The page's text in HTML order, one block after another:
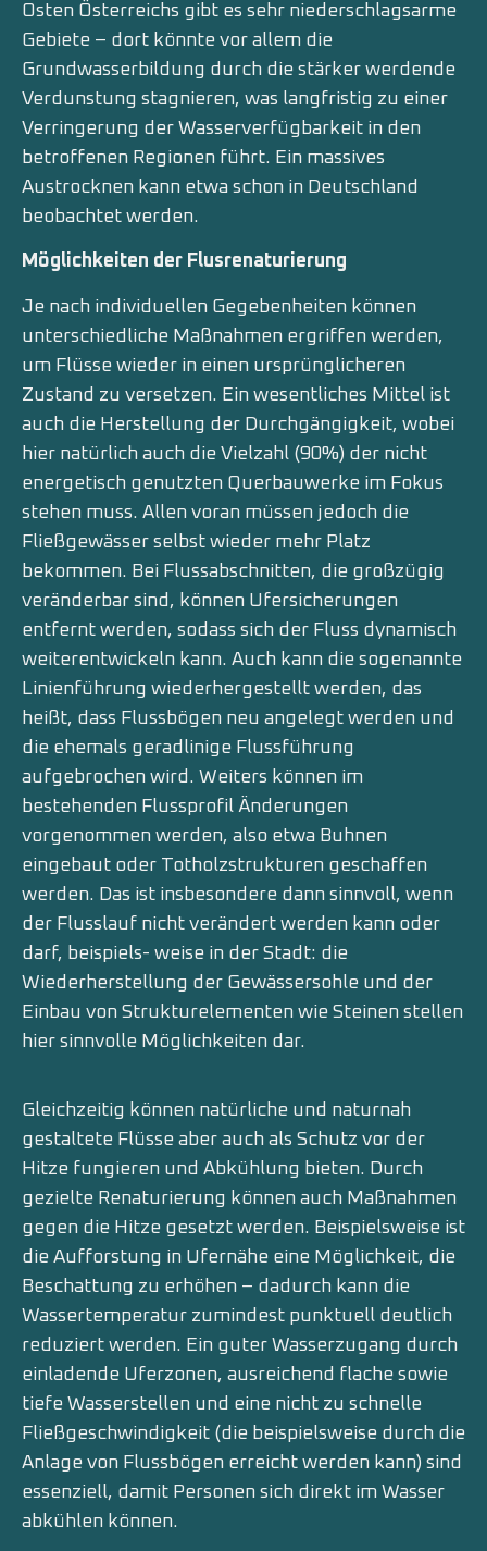
Osten Österreichs gibt es sehr niederschlagsarme
Gebiete – dort könnte vor allem die
Grundwasserbildung durch die stärker werdende
Verdunstung stagnieren, was langfristig zu einer
Verringerung der Wasserverfügbarkeit in den
betroffenen Regionen führt. Ein massives
Austrocknen kann etwa schon in Deutschland
beobachtet werden.
Möglichkeiten der Flusrenaturierung
Je nach individuellen Gegebenheiten können
unterschiedliche Maßnahmen ergriffen werden,
um Flüsse wieder in einen ursprünglicheren
Zustand zu versetzen. Ein wesentliches Mittel ist
auch die Herstellung der Durchgängigkeit, wobei
hier natürlich auch die Vielzahl (90%) der nicht
energetisch genutzten Querbauwerke im Fokus
stehen muss. Allen voran müssen jedoch die
Fließgewässer selbst wieder mehr Platz
bekommen. Bei Flussabschnitten, die großzügig
veränderbar sind, können Ufersicherungen
entfernt werden, sodass sich der Fluss dynamisch
weiterentwickeln kann. Auch kann die sogenannte
Linienführung wiederhergestellt werden, das
heißt, dass Flussbögen neu angelegt werden und
die ehemals geradlinige Flussführung
aufgebrochen wird. Weiters können im
bestehenden Flussprofil Änderungen
vorgenommen werden, also etwa Buhnen
eingebaut oder Totholzstrukturen geschaffen
werden. Das ist insbesondere dann sinnvoll, wenn
der Flusslauf nicht verändert werden kann oder
darf, beispiels- weise in der Stadt: die
Wiederherstellung der Gewässersohle und der
Einbau von Strukturelementen wie Steinen stellen
hier sinnvolle Möglichkeiten dar.
Gleichzeitig können natürliche und naturnah
gestaltete Flüsse aber auch als Schutz vor der
Hitze fungieren und Abkühlung bieten. Durch
gezielte Renaturierung können auch Maßnahmen
gegen die Hitze gesetzt werden. Beispielsweise ist
die Aufforstung in Ufernähe eine Möglichkeit, die
Beschattung zu erhöhen – dadurch kann die
Wassertemperatur zumindest punktuell deutlich
reduziert werden. Ein guter Wasserzugang durch
einladende Uferzonen, ausreichend flache sowie
tiefe Wasserstellen und eine nicht zu schnelle
Fließgeschwindigkeit (die beispielsweise durch die
Anlage von Flussbögen erreicht werden kann) sind
essenziell, damit Personen sich direkt im Wasser
abkühlen können.